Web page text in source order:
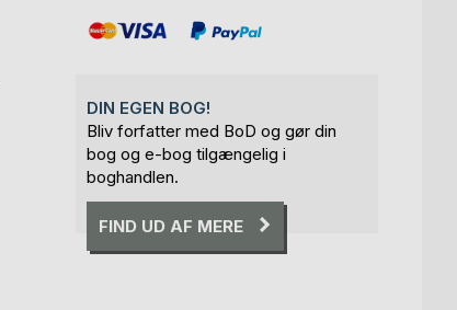
DIN EGEN BOG!
Bliv forfatter med BoD og gør din
bog og e-bog tilgængelig i
boghandlen.
FIND UD AF MERE